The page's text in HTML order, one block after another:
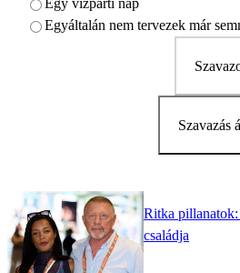
Egy vízparti nap
Egyáltalán nem tervezek már
Szavazás
Ritka
családja